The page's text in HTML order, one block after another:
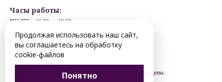
Часы работы:
ПН-ПТ: с 11:00 до 19:00
ВС: ВЫХОДНОЙ
Предварительная запись.
© 2012-2026 hanty-mansiysk.euroluster.ru. Все права защищены.
Продолжая использовать наш сайт,
вы соглашаетесь на обработку
cookie-файлов
Понятно